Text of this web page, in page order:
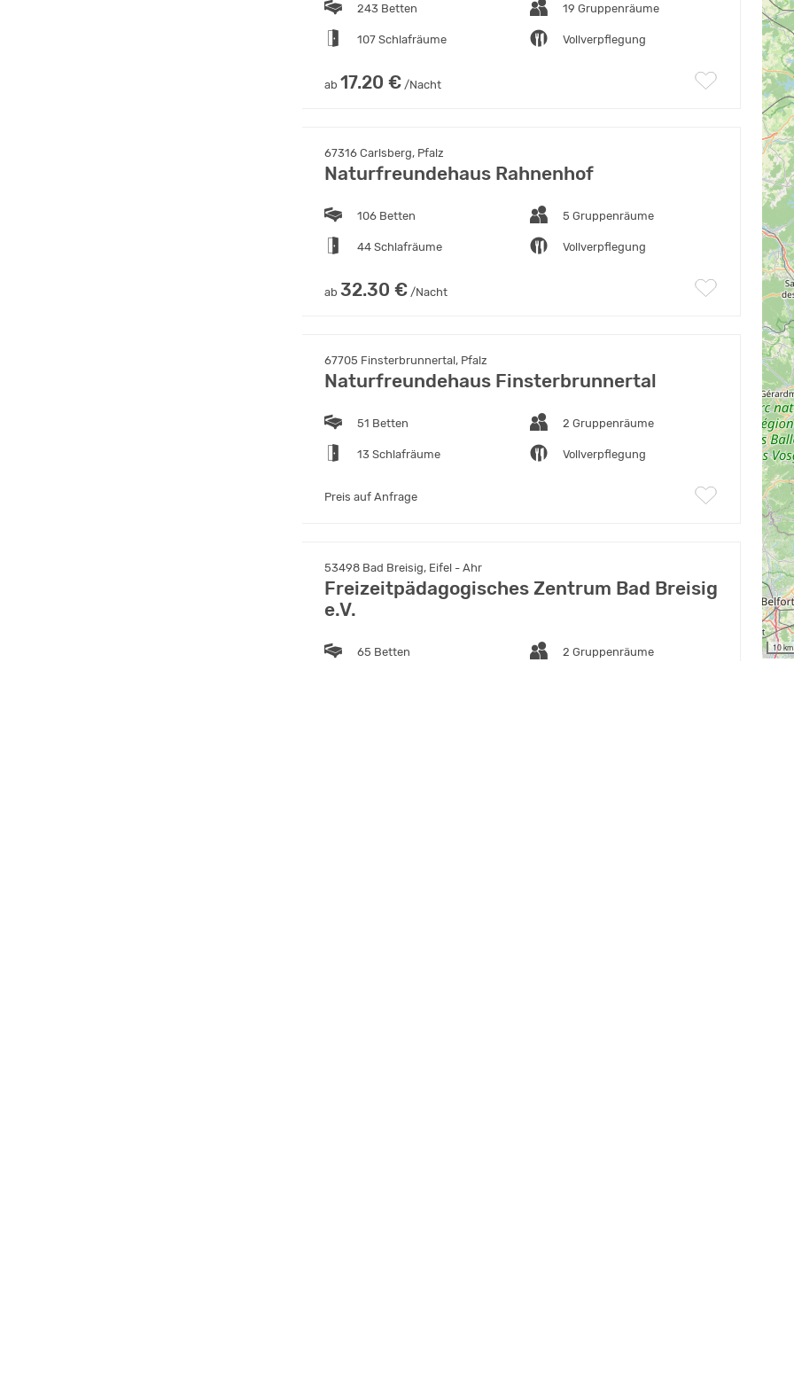
243 Betten 19 Gruppenräume
107 Schlafräume Vollverpflegung
ab 17.20 € /Nacht
67316 Carlsberg, Pfalz
Naturfreundehaus Rahnenhof
106 Betten 5 Gruppenräume
44 Schlafräume Vollverpflegung
ab 32.30 € /Nacht
67705 Finsterbrunnertal, Pfalz
Naturfreundehaus Finsterbrunnertal
51 Betten 2 Gruppenräume
13 Schlafräume Vollverpflegung
Preis auf Anfrage
53498 Bad Breisig, Eifel - Ahr
Freizeitpädagogisches Zentrum Bad Breisig
e.V.
65 Betten 2 Gruppenräume 10 km